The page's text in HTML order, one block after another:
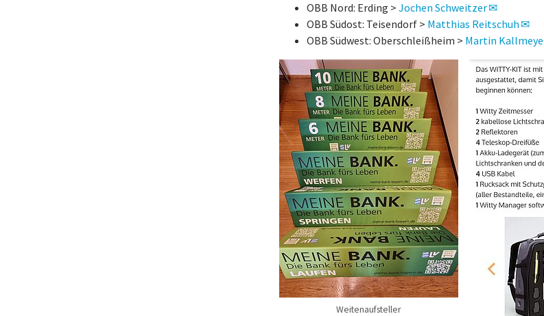
Weitenaufsteller
OBB Nord: Erding > Jochen Schweitzer
OBB Südost: Teisendorf > Matthias Reitschuh
OBB Südwest: Oberschleißheim > Martin